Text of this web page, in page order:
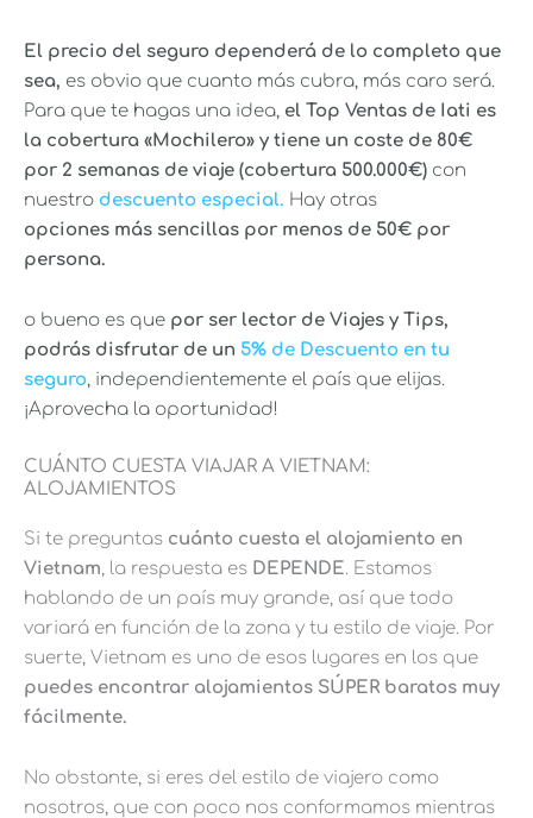
El precio del seguro dependerá de lo completo que
sea, es obvio que cuanto más cubra, más caro será.
Para que te hagas una idea, el Top Ventas de Iati es
la cobertura «Mochilero» y tiene un coste de 80€
por 2 semanas de viaje (cobertura 500.000€) con
nuestro descuento especial. Hay otras
opciones más sencillas por menos de 50€ por
persona.
o bueno es que por ser lector de Viajes y Tips,
podrás disfrutar de un 5% de Descuento en tu
seguro, independientemente el país que elijas.
¡Aprovecha la oportunidad!
CUÁNTO CUESTA VIAJAR A VIETNAM:
ALOJAMIENTOS
Si te preguntas cuánto cuesta el alojamiento en
Vietnam, la respuesta es DEPENDE. Estamos
hablando de un país muy grande, así que todo
variará en función de la zona y tu estilo de viaje. Por
suerte, Vietnam es uno de esos lugares en los que
puedes encontrar alojamientos SÚPER baratos muy
fácilmente.
No obstante, si eres del estilo de viajero como
nosotros, que con poco nos conformamos mientras